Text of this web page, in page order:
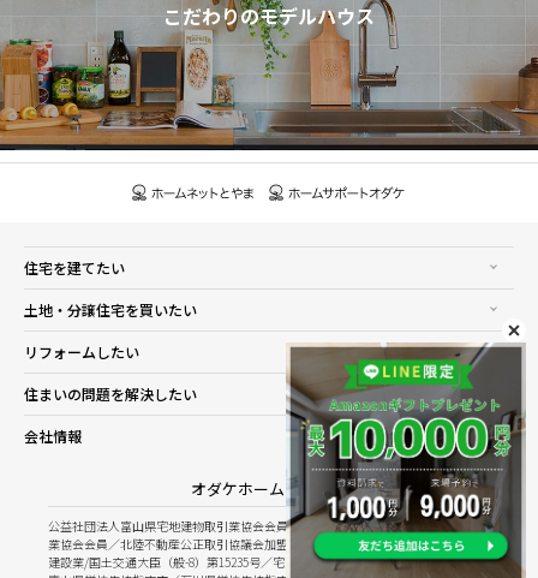
こだわりのモデルハウス
住宅を建てたい
土地・分譲住宅を買いたい
リフォームしたい
住まいの問題を解決したい
会社情報
オダケホーム株式会社
公益社団法人富山県宅地建物取引業協会会員／公益社団法人石川県宅地建物取引
業協会会員／北陸不動産公正取引協議会加盟
建設業/国土交通大臣（般-8）第15235号／宅建業/国土交通大臣（8）第5025号